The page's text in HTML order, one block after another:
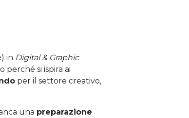
in Digital & Graphic
perché si ispira ai
per il settore creativo,
una preparazione